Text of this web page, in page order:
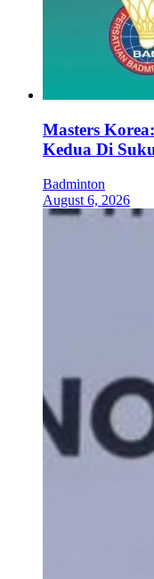
Masters
Kedua Di
Badminton
August 6, 2026